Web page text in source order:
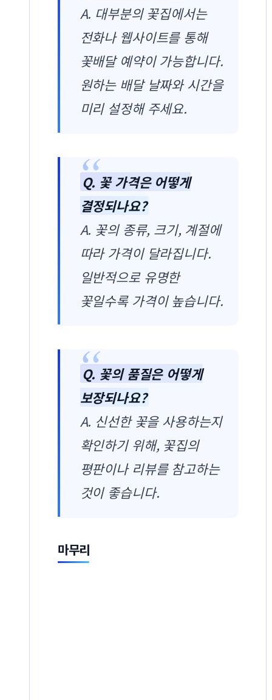
A. 대부분의 꽃집에서는
전화나 웹사이트를 통해
꽃배달 예약이 가능합니다.
원하는 배달 날짜와 시간을
미리 설정해 주세요.
Q. 꽃 가격은 어떻게
결정되나요?
A. 꽃의 종류, 크기, 계절에
따라 가격이 달라집니다.
일반적으로 유명한
꽃일수록 가격이 높습니다.
Q. 꽃의 품질은 어떻게
보장되나요?
A. 신선한 꽃을 사용하는지
확인하기 위해, 꽃집의
평판이나 리뷰를 참고하는
것이 좋습니다.
마무리